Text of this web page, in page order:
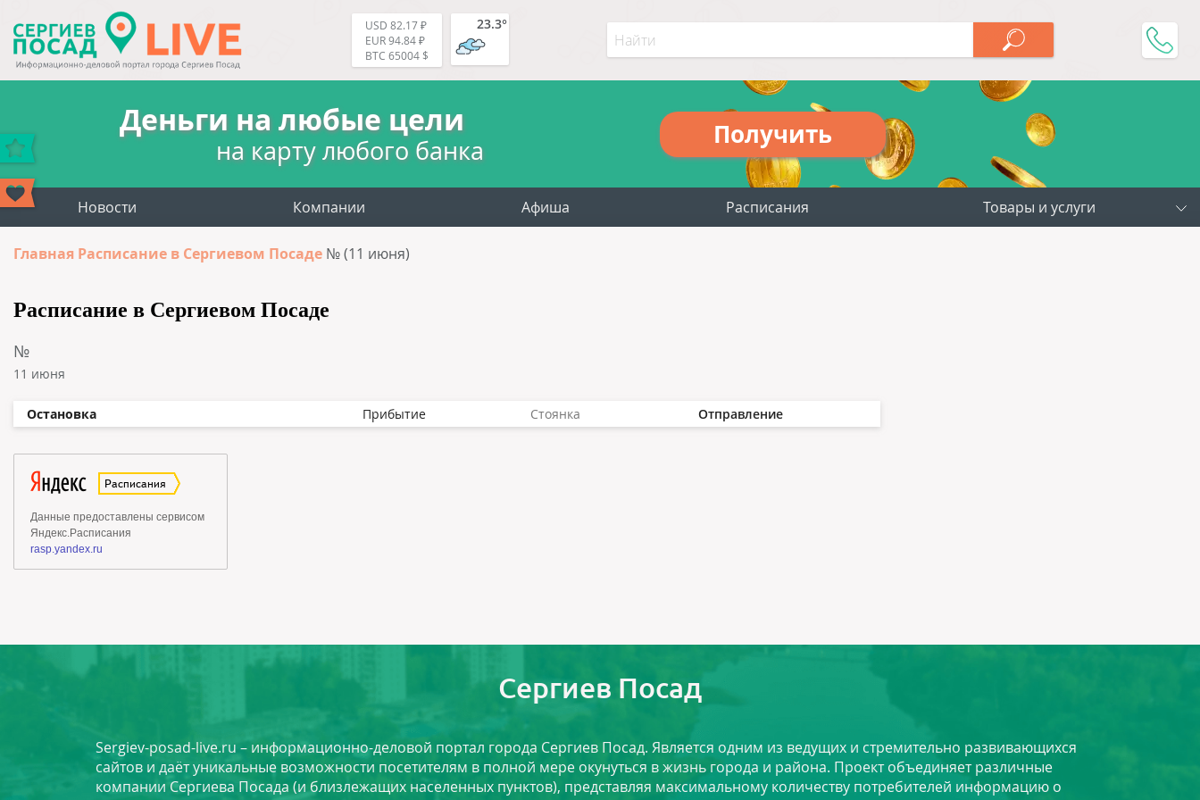
USD 82.17 ₽
EUR 94.84 ₽
BTC 65004 $
23.3°
Деньги на любые цели
на карту любого банка
Получить
Новости Компании Афиша Расписания Товары и услуги
Главная Расписание в Сергиевом Посаде № (11 июня)
Расписание в Сергиевом Посаде
№
11 июня
Остановка Прибытие Стоянка Отправление
Сергиев Посад
Sergiev-posad-live.ru – информационно-деловой портал города Сергиев Посад. Является одним из ведущих и стремительно развивающихся
сайтов и даёт уникальные возможности посетителям в полной мере окунуться в жизнь города и района. Проект объединяет различные
компании Сергиева Посада (и близлежащих населенных пунктов), представляя максимальному количеству потребителей информацию о